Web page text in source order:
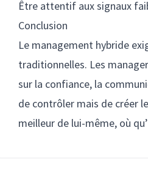
Être attentif aux signaux
Conclusion
Le management hybride
traditionnelles. Les
sur la confiance, la
de contrôler mais de créer
meilleur de lui-même, où